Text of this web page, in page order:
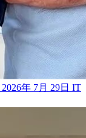
2026年 7月 29日 IT